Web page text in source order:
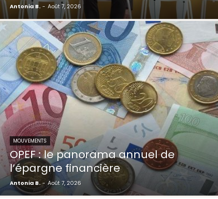
Antonia B. - Août 7, 2026
MOUVEMENTS
OPEF : le panorama annuel de
l’épargne financière
Antonia B. - Août 7, 2026